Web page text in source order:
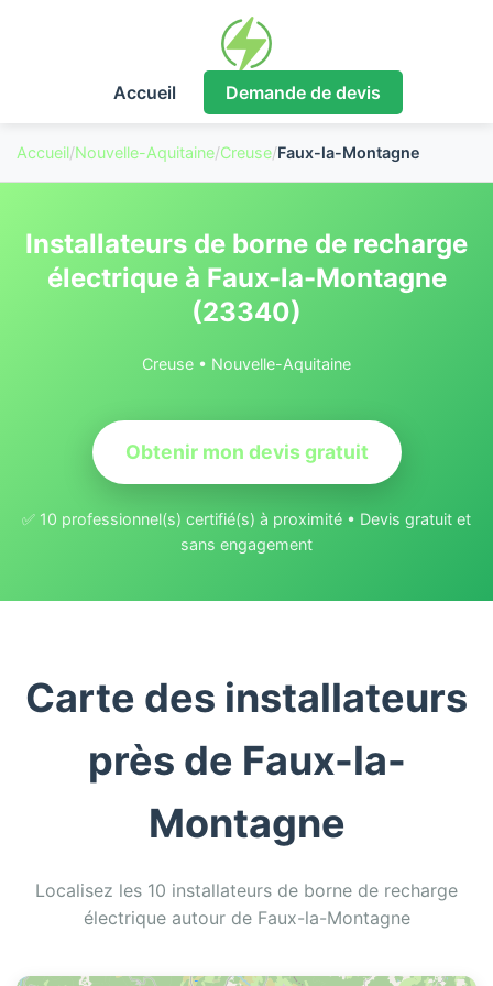
Accueil Demande de devis
Accueil/Nouvelle-Aquitaine/Creuse/Faux-la-Montagne
Installateurs de borne de recharge
électrique à Faux-la-Montagne
(23340)
Creuse • Nouvelle-Aquitaine
Obtenir mon devis gratuit
✅ 10 professionnel(s) certifié(s) à proximité • Devis gratuit et
sans engagement
Carte des installateurs
près de Faux-la-
Montagne
Localisez les 10 installateurs de borne de recharge
électrique autour de Faux-la-Montagne